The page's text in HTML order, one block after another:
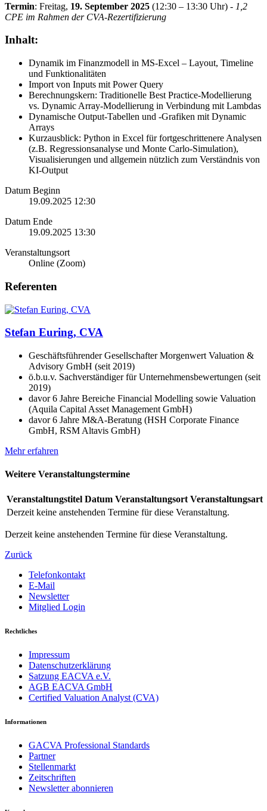
Termin: Freitag, 19. September 2025 (12:30 – 13:30 Uhr) - 1,2
CPE im Rahmen der CVA-Rezertifizierung
Inhalt:
Dynamik im Finanzmodell in MS-Excel – Layout, Timeline
und Funktionalitäten
Import von Inputs mit Power Query
Berechnungskern: Traditionelle Best Practice-Modellierung
vs. Dynamic Array-Modellierung in Verbindung mit Lambdas
Dynamische Output-Tabellen und -Grafiken mit Dynamic
Arrays
Kurzausblick: Python in Excel für fortgeschrittenere Analysen
(z.B. Regressionsanalyse und Monte Carlo-Simulation),
Visualisierungen und allgemein nützlich zum Verständnis von
KI-Output
Datum Beginn
19.09.2025 12:30
Datum Ende
19.09.2025 13:30
Veranstaltungsort
Online (Zoom)
Referenten
Stefan Euring, CVA
Geschäftsführender Gesellschafter Morgenwert Valuation &
Advisory GmbH (seit 2019)
ö.b.u.v. Sachverständiger für Unternehmensbewertungen (seit
2019)
davor 6 Jahre Bereiche Financial Modelling sowie Valuation
(Aquila Capital Asset Management GmbH)
davor 6 Jahre M&A-Beratung (HSH Corporate Finance
GmbH, RSM Altavis GmbH)
Mehr erfahren
Weitere Veranstaltungstermine
Veranstaltungstitel Datum Veranstaltungsort Veranstaltungsart
Derzeit keine anstehenden Termine für diese Veranstaltung.
Derzeit keine anstehenden Termine für diese Veranstaltung.
Zurück
Telefonkontakt
E-Mail
Newsletter
Mitglied Login
Rechtliches
Impressum
Datenschutzerklärung
Satzung EACVA e.V.
AGB EACVA GmbH
Certified Valuation Analyst (CVA)
Informationen
GACVA Professional Standards
Partner
Stellenmarkt
Zeitschriften
Newsletter abonnieren